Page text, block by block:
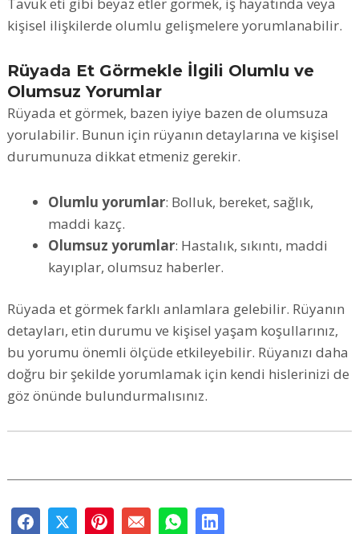
Tavuk eti gibi beyaz etler görmek, iş hayatında veya
kişisel ilişkilerde olumlu gelişmelere yorumlanabilir.
Rüyada Et Görmekle İlgili Olumlu ve
Olumsuz Yorumlar
Rüyada et görmek, bazen iyiye bazen de olumsuza
yorulabilir. Bunun için rüyanın detaylarına ve kişisel
durumunuza dikkat etmeniz gerekir.
Olumlu yorumlar: Bolluk, bereket, sağlık,
maddi kazç.
Olumsuz yorumlar: Hastalık, sıkıntı, maddi
kayıplar, olumsuz haberler.
Rüyada et görmek farklı anlamlara gelebilir. Rüyanın
detayları, etin durumu ve kişisel yaşam koşullarınız,
bu yorumu önemli ölçüde etkileyebilir. Rüyanızı daha
doğru bir şekilde yorumlamak için kendi hislerinizi de
göz önünde bulundurmalısınız.